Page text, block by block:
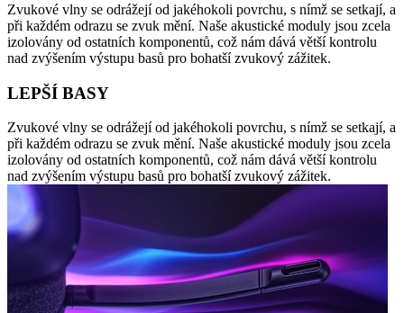
Zvukové vlny se odrážejí od jakéhokoli povrchu, s nímž se setkají, a
při každém odrazu se zvuk mění. Naše akustické moduly jsou zcela
izolovány od ostatních komponentů, což nám dává větší kontrolu
nad zvýšením výstupu basů pro bohatší zvukový zážitek.
LEPŠÍ BASY
Zvukové vlny se odrážejí od jakéhokoli povrchu, s nímž se setkají, a
při každém odrazu se zvuk mění. Naše akustické moduly jsou zcela
izolovány od ostatních komponentů, což nám dává větší kontrolu
nad zvýšením výstupu basů pro bohatší zvukový zážitek.